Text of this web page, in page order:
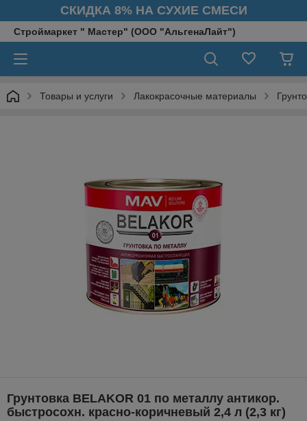
СКИДКА 8% НА СУХИЕ СМЕСИ
Строймаркет " Мастер" (ООО "АльгенаЛайт")
Товары и услуги Лакокрасочные материалы
Грунтовка BELAKOR 01 по металлу антикор.
быстросохн. красно-коричневый 2,4 л (2,3 кг)